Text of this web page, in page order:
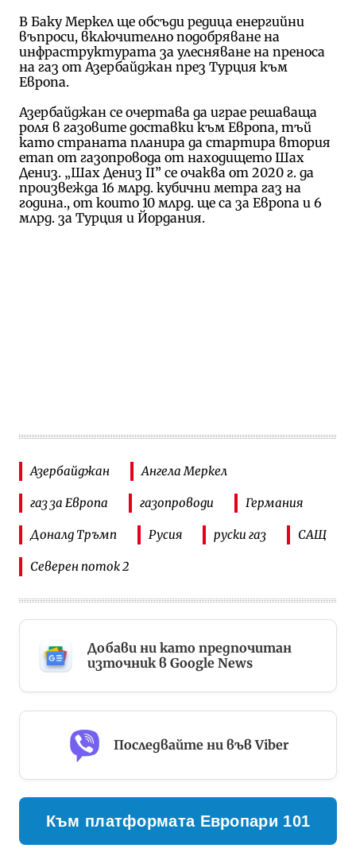
В Баку Меркел ще обсъди редица енергийни
въпроси, включително подобряване на
инфраструктурата за улесняване на преноса
на газ от Азербайджан през Турция към
Европа.
Азербайджан се очертава да играе решаваща
роля в газовите доставки към Европа, тъй
като страната планира да стартира втория
етап от газопровода от находището Шах
Дениз. „Шах Дениз ІІ” се очаква от 2020 г. да
произвежда 16 млрд. кубични метра газ на
година., от които 10 млрд. ще са за Европа и 6
млрд. за Турция и Йордания.
Азербайджан Ангела Меркел
газ за Европа газопроводи Германия
Доналд Тръмп Русия руски газ САЩ
Северен поток 2
Добави ни като предпочитан
източник в Google News
Последвайте ни във Viber
Към платформата Европари 101